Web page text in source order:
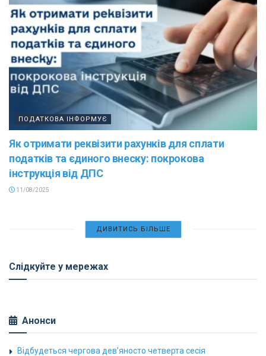
ПОДАТКОВА ІНФОРМУЄ
Як отримати реквізити рахунків для сплати
податків та єдиного внеску: покрокова
інструкція від ДПС
11/08/2025
ДИВИТИСЬ БІЛЬШЕ
Слідкуйте у мережах
Анонси
Відбудеться чергова дев’яносто четверта сесія